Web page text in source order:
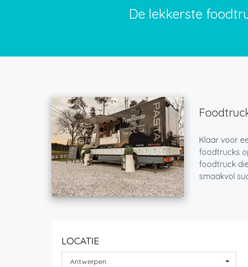
De lekkerste
Klaar voor
foodtrucks
foodtruck
smaakvol
LOCATIE
Antwerpen